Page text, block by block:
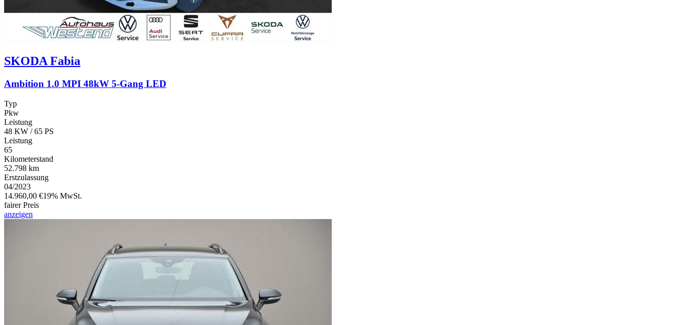
SKODA Fabia
Ambition 1.0 MPI 48kW 5-Gang LED
Typ
Pkw
Leistung
48 KW / 65 PS
Leistung
65
Kilometerstand
52.798 km
Erstzulassung
04/2023
14.960,00 €19% MwSt.
fairer Preis
anzeigen